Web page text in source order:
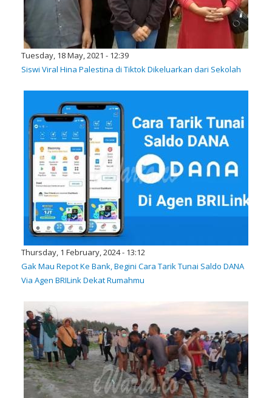
Tuesday, 18 May, 2021 - 12:39
Siswi Viral Hina Palestina di Tiktok Dikeluarkan dari Sekolah
Thursday, 1 February, 2024 - 13:12
Gak Mau Repot Ke Bank, Begini Cara Tarik Tunai Saldo DANA
Via Agen BRILink Dekat Rumahmu